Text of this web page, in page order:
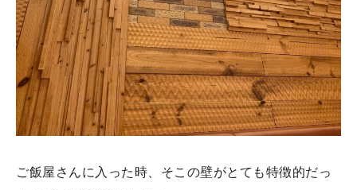
ご飯屋さんに入った時、そこの壁がとても特徴的だっ